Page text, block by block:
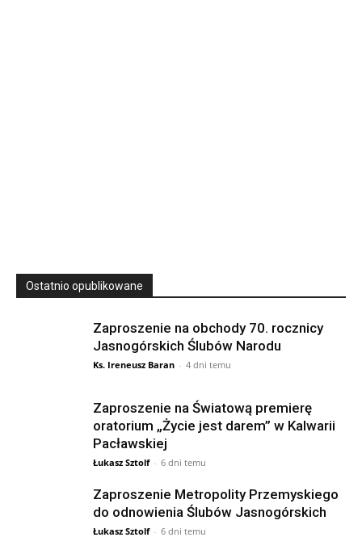
Ostatnio opublikowane
Zaproszenie na obchody 70. rocznicy
Jasnogórskich Ślubów Narodu
Ks. Ireneusz Baran - 4 dni temu
Zaproszenie na Światową premierę
oratorium „Życie jest darem” w Kalwarii
Pacławskiej
Łukasz Sztolf - 6 dni temu
Zaproszenie Metropolity Przemyskiego
do odnowienia Ślubów Jasnogórskich
Łukasz Sztolf - 6 dni temu